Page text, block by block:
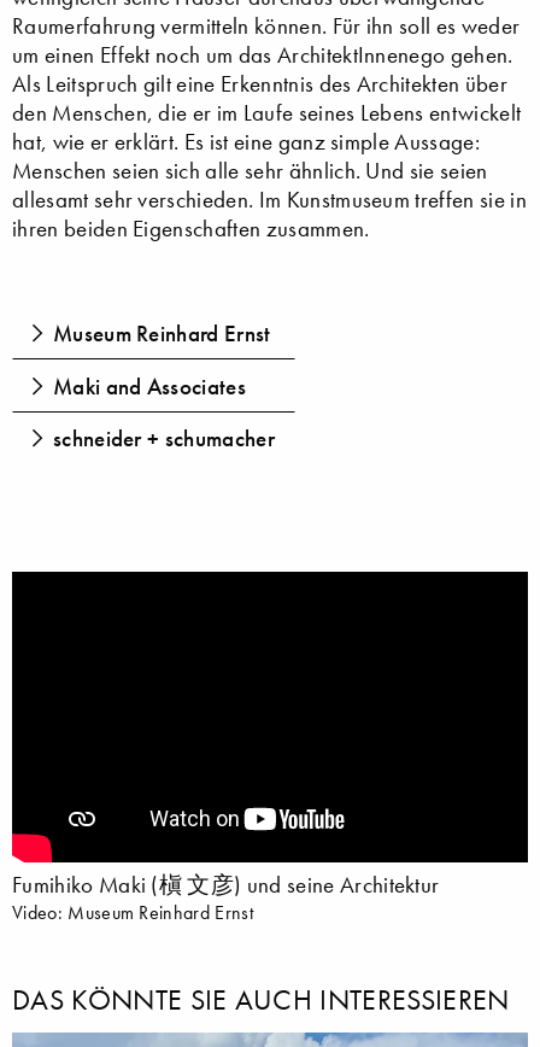
Raumerfahrung vermitteln können. Für ihn soll es weder
um einen Effekt noch um das ArchitektInnenego gehen.
Als Leitspruch gilt eine Erkenntnis des Architekten über
den Menschen, die er im Laufe seines Lebens entwickelt
hat, wie er erklärt. Es ist eine ganz simple Aussage:
Menschen seien sich alle sehr ähnlich. Und sie seien
allesamt sehr verschieden. Im Kunstmuseum treffen sie in
ihren beiden Eigenschaften zusammen.
Museum Reinhard Ernst
Maki and Associates
schneider + schumacher
Fumihiko Maki (槇 文彦) und seine Architektur
Video: Museum Reinhard Ernst
DAS KÖNNTE SIE AUCH INTERESSIEREN